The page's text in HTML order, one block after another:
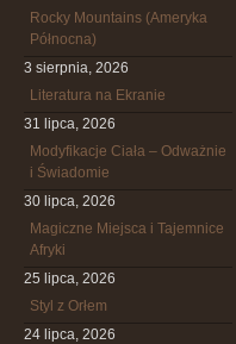
Rocky Mountains (Ameryka
Północna)
3 sierpnia, 2026
Literatura na Ekranie
31 lipca, 2026
Modyfikacje Ciała – Odważnie
i Świadomie
30 lipca, 2026
Magiczne Miejsca i Tajemnice
Afryki
25 lipca, 2026
Styl z Orłem
24 lipca, 2026